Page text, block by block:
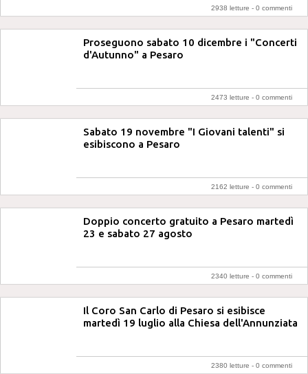
2938 letture - 0 commenti
Proseguono sabato 10 dicembre i "Concerti
d'Autunno" a Pesaro
2473 letture - 0 commenti
Sabato 19 novembre "I Giovani talenti" si
esibiscono a Pesaro
2162 letture - 0 commenti
Doppio concerto gratuito a Pesaro martedì
23 e sabato 27 agosto
2340 letture - 0 commenti
Il Coro San Carlo di Pesaro si esibisce
martedì 19 luglio alla Chiesa dell'Annunziata
2380 letture - 0 commenti